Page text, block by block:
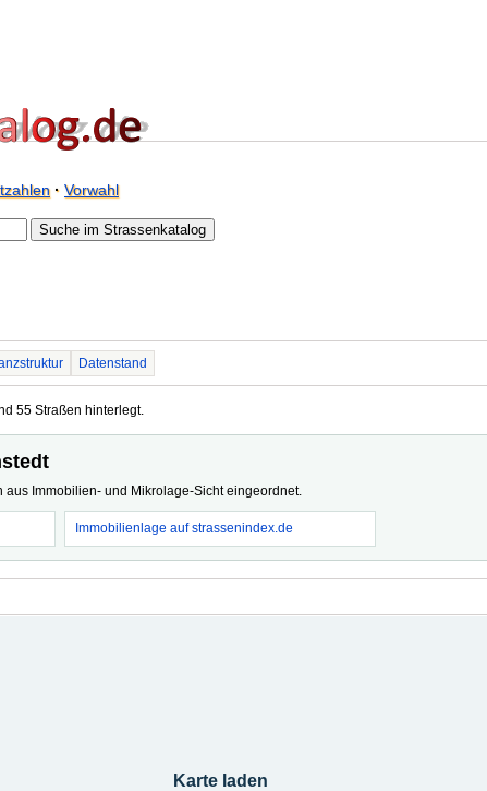
· Vorwahl
Datenstand
55 Straßen hinterlegt.
aus Immobilien- und Mikrolage-Sicht eingeordnet.
Immobilienlage auf strassenindex.de
Karte laden